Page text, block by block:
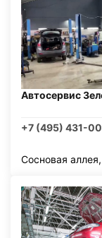
Автосервис
+7 (495) 431-
Сосновая